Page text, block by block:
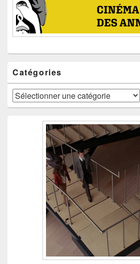
Catégories
Catégories